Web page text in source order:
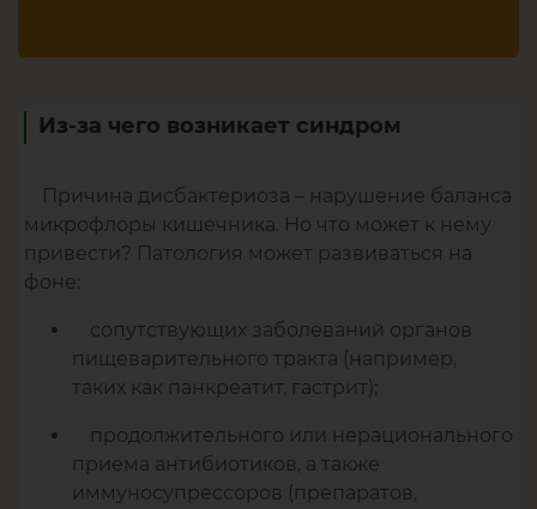
Из-за чего возникает синдром
Причина дисбактериоза – нарушение баланса
микрофлоры кишечника. Но что может к нему
привести? Патология может развиваться на
фоне:
сопутствующих заболеваний органов
пищеварительного тракта (например,
таких как панкреатит, гастрит);
продолжительного или нерационального
приема антибиотиков, а также
иммуносупрессоров (препаратов,